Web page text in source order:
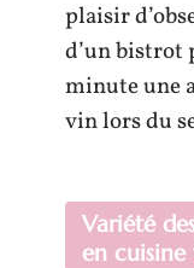
plaisir
d’un bistrot
minute une
vin lors du
Variété
en